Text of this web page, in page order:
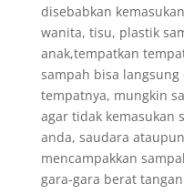
disebabkan
wanita, tisu, plastik
anak,tempatkan
sampah bisa
tempatnya, mungkin
agar tidak kemasukan
anda, saudara
mencampakkan
gara-gara berat